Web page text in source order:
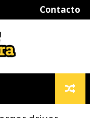
Contacto